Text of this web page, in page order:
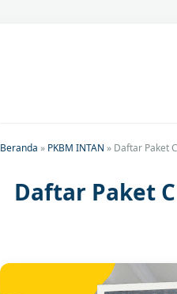
Beranda » PKBM INTAN » Daftar Paket
Daftar Paket